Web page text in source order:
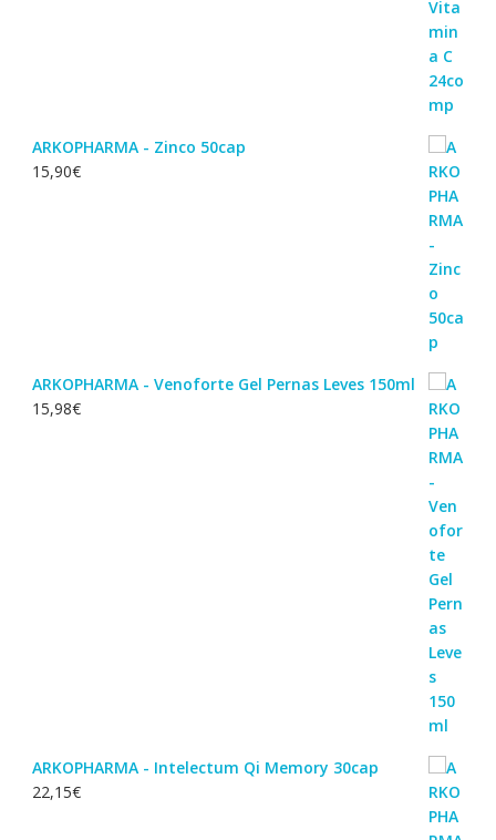
ARKOPHARMA - Zinco 50cap
15,90€
ARKOPHARMA - Venoforte Gel Pernas Leves 150ml
15,98€
ARKOPHARMA - Intelectum Qi Memory 30cap
22,15€